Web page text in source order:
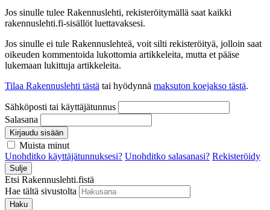
Jos sinulle tulee Rakennuslehti, rekisteröitymällä saat kaikki
rakennuslehti.fi-sisällöt luettavaksesi.
Jos sinulle ei tule Rakennuslehteä, voit silti rekisteröityä, jolloin saat
oikeuden kommentoida lukottomia artikkeleita, mutta et pääse
lukemaan lukittuja artikkeleita.
Tilaa Rakennuslehti tästä tai hyödynnä maksuton koejakso tästä.
Sähköposti tai käyttäjätunnus
Salasana
Kirjaudu sisään
Muista minut
Unohditko käyttäjätunnuksesi? Unohditko salasanasi? Rekisteröidy
Sulje
Etsi Rakennuslehti.fistä
Hae tältä sivustolta
Haku